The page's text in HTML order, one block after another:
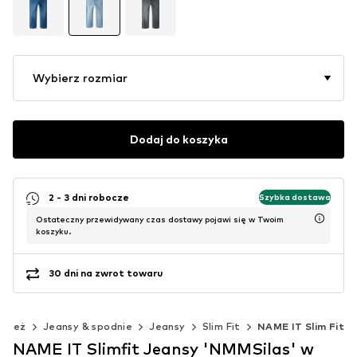
Wybierz rozmiar
Dodaj do koszyka
2 - 3 dni robocze Szybka dostawa
Ostateczny przewidywany czas dostawy pojawi się w Twoim
koszyku.
30 dni na zwrot towaru
Jeansy & spodnie Jeansy Slim Fit NAME IT Slim Fit
NAME IT Slimfit Jeansy 'NMMSilas' w